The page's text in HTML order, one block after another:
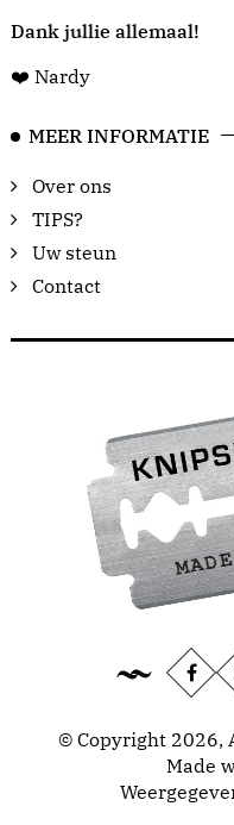
Dank jullie allemaal!
❤️ Nardy
MEER INFORMATIE
Over ons
TIPS?
Uw steun
Contact
© Copyright 2026,
Made